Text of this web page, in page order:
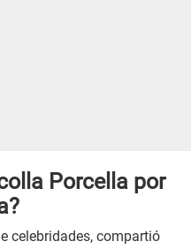
Porcella por
celebridades, compartió